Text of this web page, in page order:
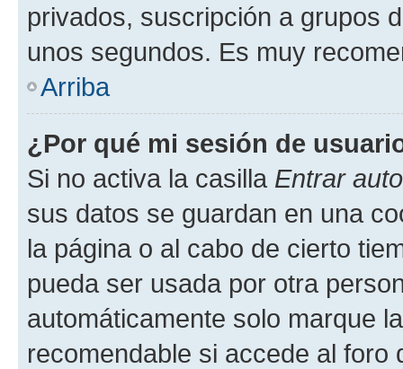
privados, suscripción a grupos
unos segundos. Es muy
Arriba
¿Por qué mi sesión de
Si no activa la casilla Entrar
sus datos se guardan en una
la página o al cabo de cierto
pueda ser usada por otra
automáticamente solo marque
recomendable si accede al foro